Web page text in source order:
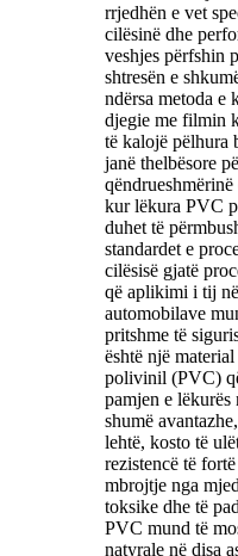
rrjedhën e vet
cilësinë dhe
veshjes përfshin
shtresën e
ndërsa metoda e
djegie me filmin
të kalojë pëlhura
janë thelbësore
kur lëkura PVC
duhet të
standardet e
cilësisë gjatë
që aplikimi i tij
automobilave
pritshme të
është një
polivinil (PVC)
pamjen e
shumë
lehtë, kosto të
rezistencë të
mbrojtje nga
toksike dhe të
PVC mund të
natyrale në disa